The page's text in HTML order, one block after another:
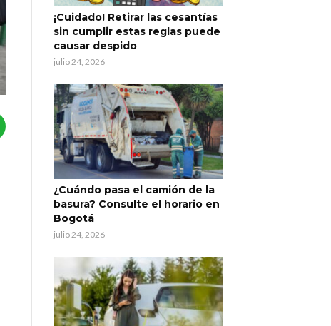
¡Cuidado! Retirar las cesantías
sin cumplir estas reglas puede
causar despido
julio 24, 2026
¿Cuándo pasa el camión de la
basura? Consulte el horario en
Bogotá
julio 24, 2026